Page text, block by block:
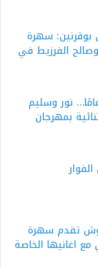
سهرة
الفرزيط في
غياب دام أكثر من 15 عامًا… نور وسليم
بمهرجان
تقدم سهرة
اغانيها الخاصة